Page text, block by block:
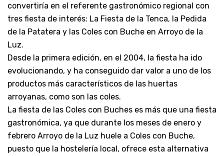
convertiría en el referente gastronómico regional con
tres fiesta de interés: La Fiesta de la Tenca, la Pedida
de la Patatera y las Coles con Buche en Arroyo de la
Luz.
Desde la primera edición, en el 2004, la fiesta ha ido
evolucionando, y ha conseguido dar valor a uno de los
productos más característicos de las huertas
arroyanas, como son las coles.
La fiesta de las Coles con Buches es más que una fiesta
gastronómica, ya que durante los meses de enero y
febrero Arroyo de la Luz huele a Coles con Buche,
puesto que la hostelería local, ofrece esta alternativa